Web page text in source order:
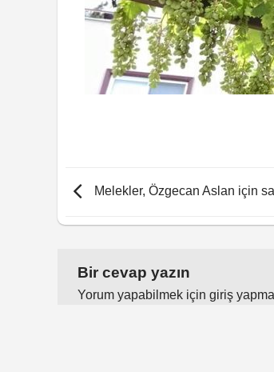
Melekler, Özgecan Aslan için
Bir cevap yazın
Yorum yapabilmek için giriş